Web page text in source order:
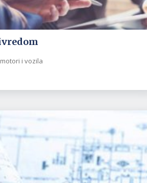
i vozila